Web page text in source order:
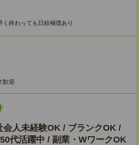
終わっても日給補償あり
歓迎
会人未経験OK / ブランクOK /
代活躍中 / 副業・WワークOK